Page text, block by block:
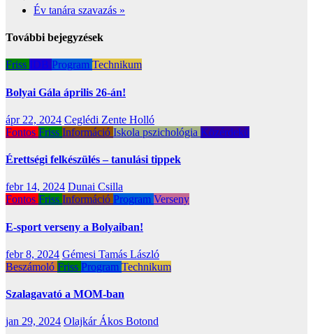
Év tanára szavazás »
További bejegyzések
Friss IDB Program Technikum
Bolyai Gála április 26-án!
ápr 22, 2024 Ceglédi Zente Holló
Fontos Friss Információ Iskola pszichológia Közérdekű
Érettségi felkészülés – tanulási tippek
febr 14, 2024 Dunai Csilla
Fontos Friss Információ Program Verseny
E-sport verseny a Bolyaiban!
febr 8, 2024 Gémesi Tamás László
Beszámoló Friss Program Technikum
Szalagavató a MOM-ban
jan 29, 2024 Olajkár Ákos Botond